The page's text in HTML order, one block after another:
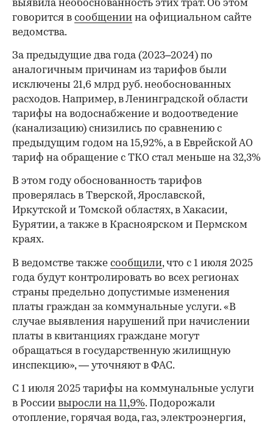
выявила необоснованность этих трат. Об этом
говорится в сообщении на официальном сайте
ведомства.
За предыдущие два года (2023–2024) по
аналогичным причинам из тарифов были
исключены 21,6 млрд руб. необоснованных
расходов. Например, в Ленинградской области
тарифы на водоснабжение и водоотведение
(канализацию) снизились по сравнению с
предыдущим годом на 15,92%, а в Еврейской АО
тариф на обращение с ТКО стал меньше на 32,3%
В этом году обоснованность тарифов
проверялась в Тверской, Ярославской,
Иркутской и Томской областях, в Хакасии,
Бурятии, а также в Красноярском и Пермском
краях.
В ведомстве также сообщили, что с 1 июля 2025
года будут контролировать во всех регионах
страны предельно допустимые изменения
платы граждан за коммунальные услуги. «В
случае выявления нарушений при начислении
платы в квитанциях граждане могут
обращаться в государственную жилищную
инспекцию», — уточняют в ФАС.
С 1 июля 2025 тарифы на коммунальные услуги
в России выросли на 11,9%. Подорожали
отопление, горячая вода, газ, электроэнергия,